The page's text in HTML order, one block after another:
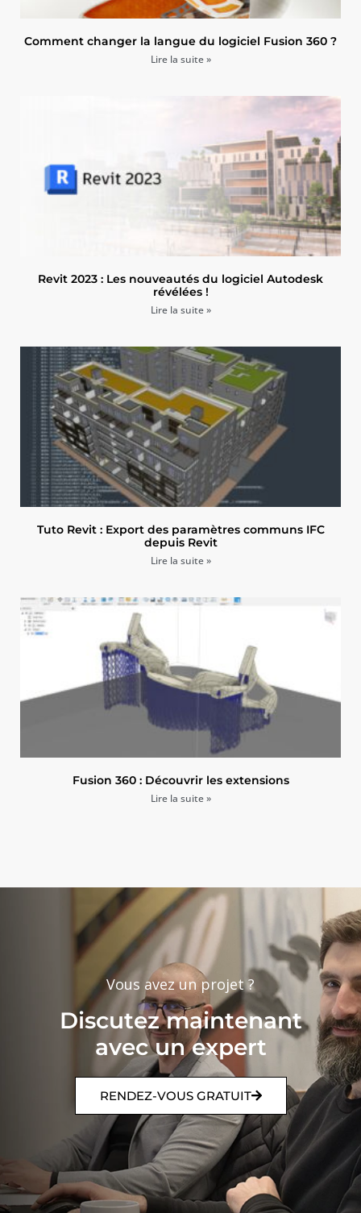
Comment changer la langue du logiciel Fusion 360 ?
Lire la suite »
Revit 2023 : Les nouveautés du logiciel Autodesk
révélées !
Lire la suite »
Tuto Revit : Export des paramètres communs IFC
depuis Revit
Lire la suite »
Fusion 360 : Découvrir les extensions
Lire la suite »
Vous avez un projet ?
Discutez maintenant
avec un expert
RENDEZ-VOUS GRATUIT